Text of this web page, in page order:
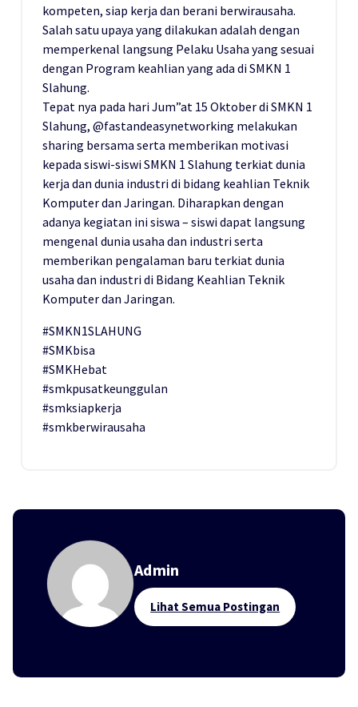
kompeten, siap kerja dan berani berwirausaha.
Salah satu upaya yang dilakukan adalah dengan
memperkenal langsung Pelaku Usaha yang sesuai
dengan Program keahlian yang ada di SMKN 1
Slahung.
Tepat nya pada hari Jum”at 15 Oktober di SMKN 1
Slahung, @fastandeasynetworking melakukan
sharing bersama serta memberikan motivasi
kepada siswi-siswi SMKN 1 Slahung terkiat dunia
kerja dan dunia industri di bidang keahlian Teknik
Komputer dan Jaringan. Diharapkan dengan
adanya kegiatan ini siswa – siswi dapat langsung
mengenal dunia usaha dan industri serta
memberikan pengalaman baru terkiat dunia
usaha dan industri di Bidang Keahlian Teknik
Komputer dan Jaringan.
#SMKN1SLAHUNG
#SMKbisa
#SMKHebat
#smkpusatkeunggulan
#smksiapkerja
#smkberwirausaha
Admin
Lihat Semua Postingan